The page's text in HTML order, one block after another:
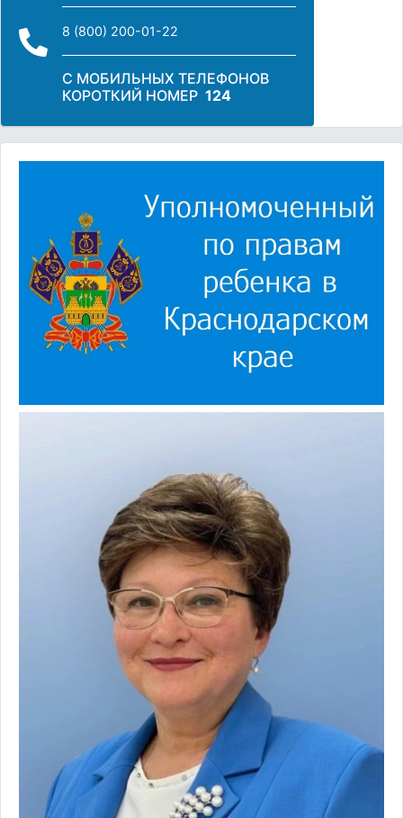
8 (800) 200-01-22
С МОБИЛЬНЫХ ТЕЛЕФОНОВ
КОРОТКИЙ НОМЕР 124